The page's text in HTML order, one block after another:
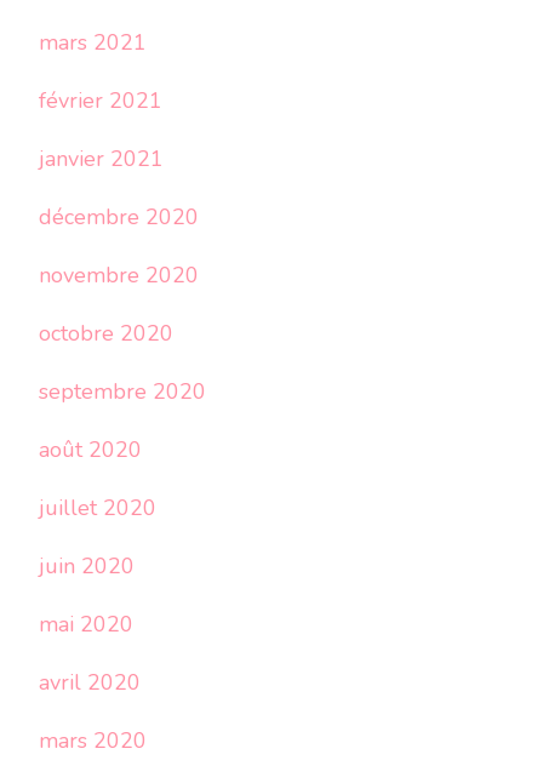
mars 2021
février 2021
janvier 2021
décembre 2020
novembre 2020
octobre 2020
septembre 2020
août 2020
juillet 2020
juin 2020
mai 2020
avril 2020
mars 2020